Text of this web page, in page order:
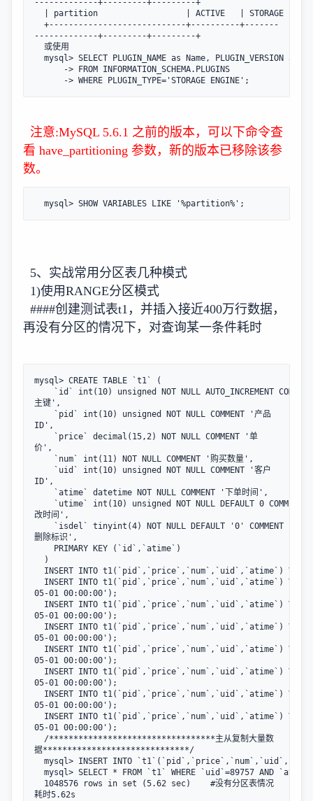
-------------+---------+---------+
| partition                  | ACTIVE   | STORAGE
+----------------------------+----------+-------
-------------+---------+---------+
或使用
mysql> SELECT PLUGIN_NAME as Name, PLUGIN_VERSION as
-> FROM INFORMATION_SCHEMA.PLUGINS
-> WHERE PLUGIN_TYPE='STORAGE ENGINE';
注意:MySQL 5.6.1 之前的版本，可以下命令查
看 have_partitioning 参数，新的版本已移除该参
数。
mysql> SHOW VARIABLES LIKE '%partition%';
5、实战常用分区表几种模式
1)使用RANGE分区模式
####创建测试表t1，并插入接近400万行数据，
再没有分区的情况下，对查询某一条件耗时
mysql> CREATE TABLE `t1` (
`id` int(10) unsigned NOT NULL AUTO_INCREMENT
主键',
`pid` int(10) unsigned NOT NULL COMMENT '产品
ID',
`price` decimal(15,2) NOT NULL COMMENT '单
价',
`num` int(11) NOT NULL COMMENT '购买数量',
`uid` int(10) unsigned NOT NULL COMMENT '客户
ID',
`atime` datetime NOT NULL COMMENT '下单时间',
`utime` int(10) unsigned NOT NULL DEFAULT 0 COMMENT
改时间',
`isdel` tinyint(4) NOT NULL DEFAULT '0' COMMENT '软
删除标识',
PRIMARY KEY (`id`,`atime`)
)
INSERT INTO t1(`pid`,`price`,`num`,`uid`,`atime`)
INSERT INTO t1(`pid`,`price`,`num`,`uid`,`atime`)
05-01 00:00:00');
INSERT INTO t1(`pid`,`price`,`num`,`uid`,`atime`)
05-01 00:00:00');
INSERT INTO t1(`pid`,`price`,`num`,`uid`,`atime`)
05-01 00:00:00');
INSERT INTO t1(`pid`,`price`,`num`,`uid`,`atime`)
05-01 00:00:00');
INSERT INTO t1(`pid`,`price`,`num`,`uid`,`atime`)
05-01 00:00:00');
INSERT INTO t1(`pid`,`price`,`num`,`uid`,`atime`)
05-01 00:00:00');
INSERT INTO t1(`pid`,`price`,`num`,`uid`,`atime`)
05-01 00:00:00');
/**********************************主从复制大量数
据******************************/
mysql> INSERT INTO
mysql> SELECT * FROM `t1` WHERE `uid`=89757 AND
1048576 rows in set (5.62 sec)    #没有分区表情况
耗时5.62s